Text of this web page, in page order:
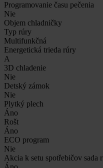
Programovanie času pečenia
Nie
Objem chladničky
Typ rúry
Multifunkčná
Energetická trieda rúry
A
3D chladenie
Nie
Detský zámok
Nie
Plytký plech
Áno
Rošt
Áno
ECO program
Nie
Akcia k setu spotřebičov sada